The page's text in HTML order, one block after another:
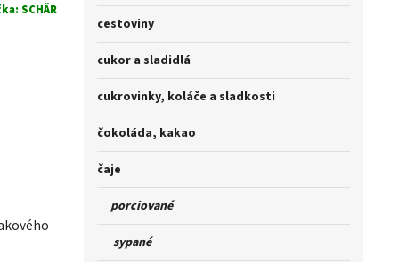
cestoviny
cukor a sladidlá
cukrovinky, koláče a sladkosti
čokoláda, kakao
čaje
porciované
sypané
SCHÄR